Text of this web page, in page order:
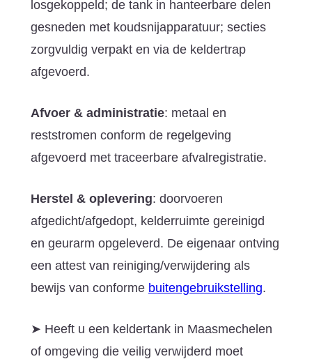
losgekoppeld; de tank in hanteerbare delen
gesneden met koudsnijapparatuur; secties
zorgvuldig verpakt en via de keldertrap
afgevoerd.
Afvoer & administratie: metaal en
reststromen conform de regelgeving
afgevoerd met traceerbare afvalregistratie.
Herstel & oplevering: doorvoeren
afgedicht/afgedopt, kelderruimte gereinigd
en geurarm opgeleverd. De eigenaar ontving
een attest van reiniging/verwijdering als
bewijs van conforme buitengebruikstelling.
➤ Heeft u een keldertank in Maasmechelen
of omgeving die veilig verwijderd moet